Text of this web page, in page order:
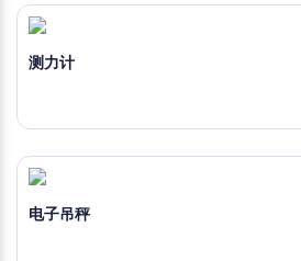
测力计
电子吊秤